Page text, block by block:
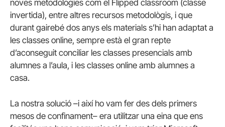
noves metodologies com el Flipped classroom (classe
invertida), entre altres recursos metodològis, i que
durant gairebé dos anys els materials s’hi han adaptat a
les classes online, sempre està el gran repte
d’aconseguit conciliar les classes presencials amb
alumnes a l’aula, i les classes online amb alumnes a
casa.
La nostra solució –i així ho vam fer des dels primers
mesos de confinament– era utilitzar una eina que ens